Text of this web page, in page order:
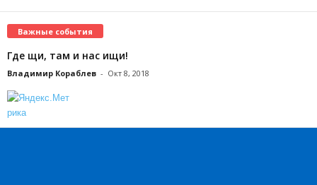
Важные события
Где щи, там и нас ищи!
Владимир Кораблев - Окт 8, 2018